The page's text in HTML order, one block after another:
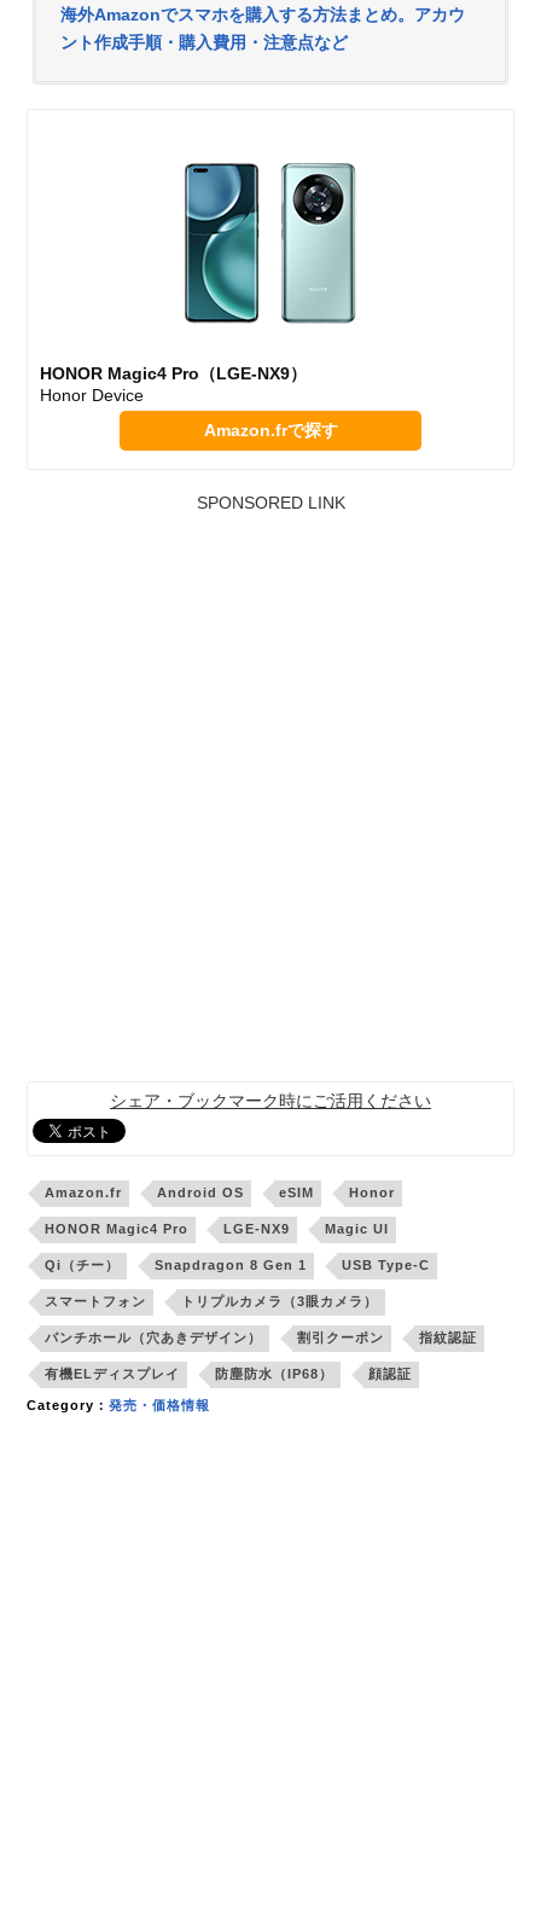
海外Amazonでスマホを購入する方法まとめ。アカウ
ント作成手順・購入費用・注意点など
HONOR Magic4 Pro（LGE-NX9）
Honor Device
Amazon.frで探す
SPONSORED LINK
シェア・ブックマーク時にご活用ください
Amazon.fr Android OS eSIM Honor
HONOR Magic4 Pro LGE-NX9 Magic UI
Qi（チー） Snapdragon 8 Gen 1 USB Type-C
スマートフォン トリプルカメラ（3眼カメラ）
パンチホール（穴あきデザイン） 割引クーポン 指紋認証
有機ELディスプレイ 防塵防水（IP68） 顔認証
Category：発売・価格情報